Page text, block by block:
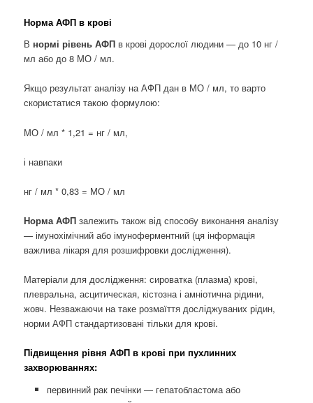
Норма АФП в крові
В нормі рівень АФП в крові дорослої людини — до 10 нг /
мл або до 8 МО / мл.
Якщо результат аналізу на АФП дан в МО / мл, то варто
скористатися такою формулою:
МО / мл * 1,21 = нг / мл,
і навпаки
нг / мл * 0,83 = МО / мл
Норма АФПзалежить також від способу виконання аналізу
— імунохімічний або імуноферментний (ця інформація
важлива лікаря для розшифровки дослідження).
Матеріали для дослідження: сироватка (плазма) крові,
плевральна, асцитическая, кістозна і амніотична рідини,
жовч. Незважаючи на таке розмаїття досліджуваних рідин,
норми АФП стандартизовані тільки для крові.
Підвищення рівня АФП в крові при пухлинних
захворюваннях:
первинний рак печінки — гепатобластома або